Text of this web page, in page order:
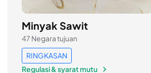
Minyak Sawit
47 Negara tujuan
RINGKASAN
Regulasi & syarat mutu